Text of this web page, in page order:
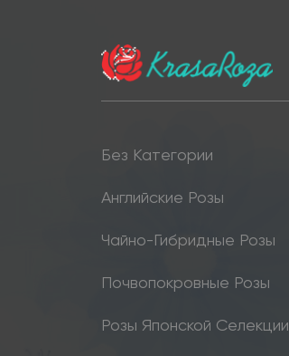
Без Категории
Английские Розы
Чайно-Гибридные Розы
Почвопокровные Розы
Розы Японской Селекции